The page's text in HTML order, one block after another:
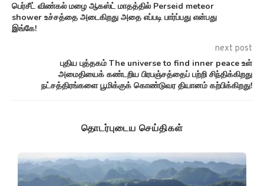
பெர்சீட் விண்கல் மழை ஆகஸ்ட் மாதத்தில் Perseid meteor
shower உச்சத்தை அடைகிறது அதை எப்படி பார்ப்பது என்பது
இங்கே!
next post
புதிய புத்தகம் The universe to find inner peace உள்
அமைதியைக் கண்டறிய பிரபஞ்சத்தைப் பற்றி சிந்திக்கிறது
நட்சத்திரங்களை பூமிக்குக் கொண்டுவர தியானம் கற்பிக்கிறது!
தொடர்புடைய செய்திகள்